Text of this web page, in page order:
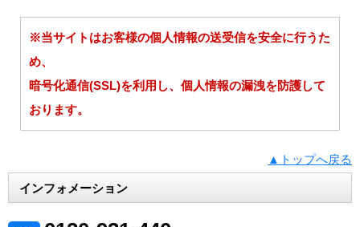
※当サイトはお客様の個人情報の送受信を安全に行うた
め、
暗号化通信(SSL)を利用し、個人情報の漏洩を防護して
おります。
▲トップへ戻る
インフォメーション